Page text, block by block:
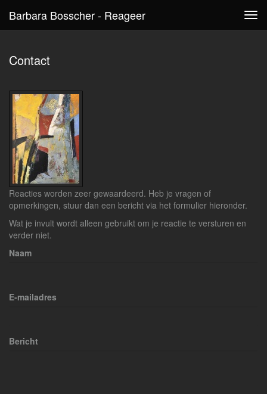
Barbara Bosscher - Reageer
Contact
Reacties worden zeer gewaardeerd. Heb je vragen of
opmerkingen, stuur dan een bericht via het formulier hieronder.
Wat je invult wordt alleen gebruikt om je reactie te versturen en
verder niet.
Naam
E-mailadres
Bericht